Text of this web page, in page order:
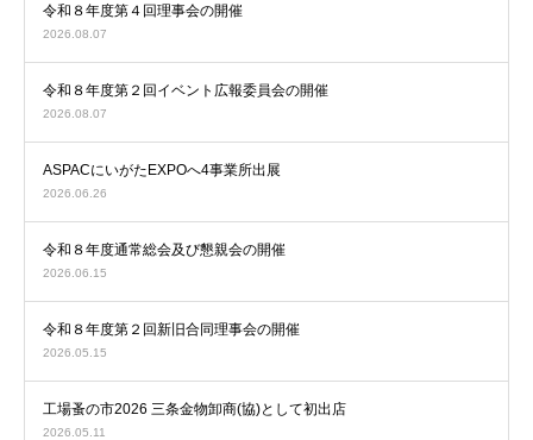
令和８年度第４回理事会の開催
2026.08.07
令和８年度第２回イベント広報委員会の開催
2026.08.07
ASPACにいがたEXPOへ4事業所出展
2026.06.26
令和８年度通常総会及び懇親会の開催
2026.06.15
令和８年度第２回新旧合同理事会の開催
2026.05.15
工場蚤の市2026 三条金物卸商(協)として初出店
2026.05.11